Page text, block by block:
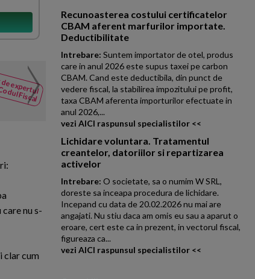
expertul
Fiscal
NOUTATI
din Codul
Fiscal
Achizitie din SUA. Cod
Va rog sa imi spuneti daca
daca aplic taxare inversa la
nu s-
clar cum
Recunoasterea costului certificatelor
CBAM aferent marfurilor importate.
Deductibilitate
Intrebare: Suntem importator de otel, produs
care in anul 2026 este supus taxei pe carbon
CBAM. Cand este deductibila, din punct de
vedere fiscal, la stabilirea impozitului pe profit,
taxa CBAM aferenta importurilor efectuate in
anul 2026,...
vezi AICI raspunsul specialistilor <<
Lichidare voluntara. Tratamentul
creantelor, datoriilor si repartizarea
activelor
Intrebare: O societate, sa o numim W SRL,
doreste sa inceapa procedura de lichidare.
Incepand cu data de 20.02.2026 nu mai are
angajati. Nu stiu daca am omis eu sau a aparut o
eroare, cert este ca in prezent, in vectorul fiscal,
figureaza ca...
vezi AICI raspunsul specialistilor <<